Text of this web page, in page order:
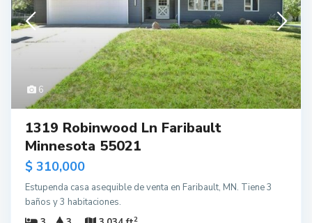
6
1319 Robinwood Ln Faribault
Minnesota 55021
$ 310,000
Estupenda casa asequible de venta en Faribault, MN. Tiene 3
baños y 3 habitaciones.
2